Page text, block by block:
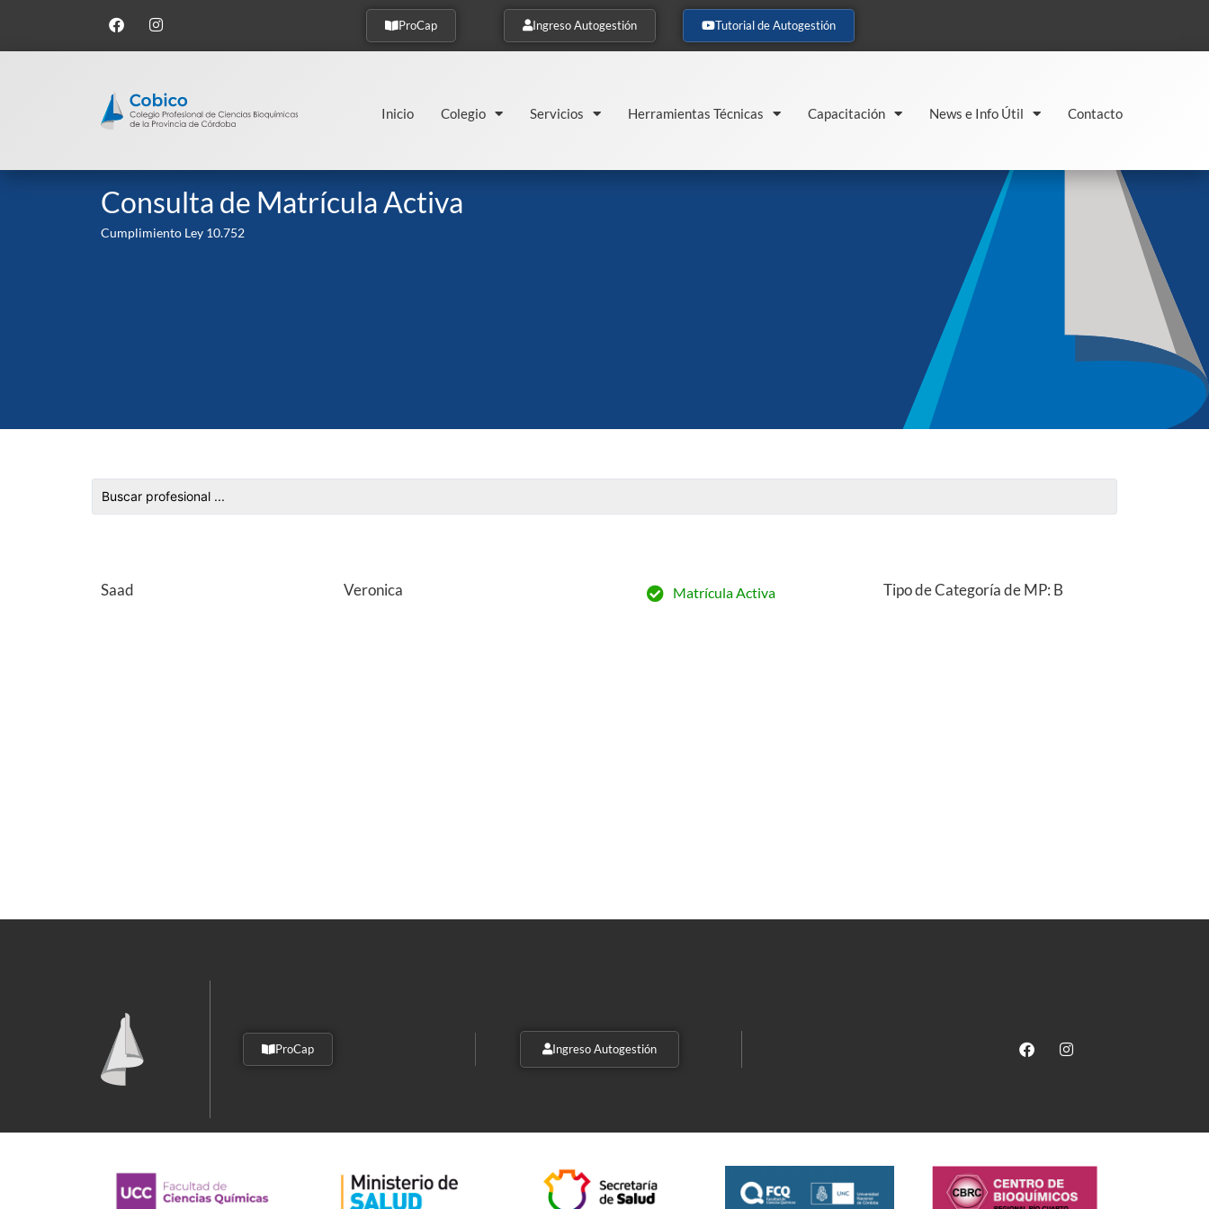
ProCap Ingreso Autogestión Tutorial de Autogestión
Inicio Colegio Servicios Herramientas Técnicas Capacitación News e Info Útil Contacto
Consulta de Matrícula Activa
Cumplimiento Ley 10.752
Saad Veronica Matrícula Activa Tipo de Categoría de MP: B
ProCap Ingreso Autogestión